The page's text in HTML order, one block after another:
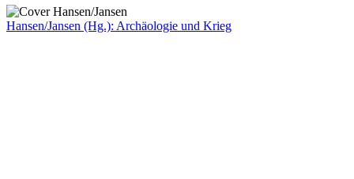
Hansen/Jansen (Hg.): Archäologie und Krieg